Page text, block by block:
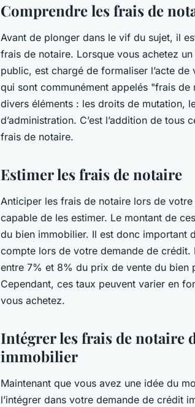
Comprendre les frais de
Avant de plonger dans le vif du sujet, il
frais de notaire. Lorsque vous achetez
public, est chargé de formaliser l’acte
qui sont communément appelés "frais
divers éléments : les droits de mutation,
d’administration. C’est l’addition de
frais de notaire.
Estimer les frais de notaire
Anticiper les frais de notaire lors de
capable de les estimer. Le montant de
du bien immobilier. Il est donc important
compte lors de votre demande de crédit.
entre 7% et 8% du prix de vente du bien
Cependant, ces taux peuvent varier en
vous achetez.
Intégrer les frais de notaire
immobilier
Maintenant que vous avez une idée du
l’intégrer dans votre demande de crédit